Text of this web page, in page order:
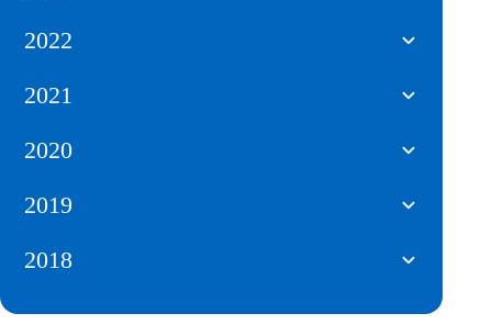
2022
2021
2020
2019
2018